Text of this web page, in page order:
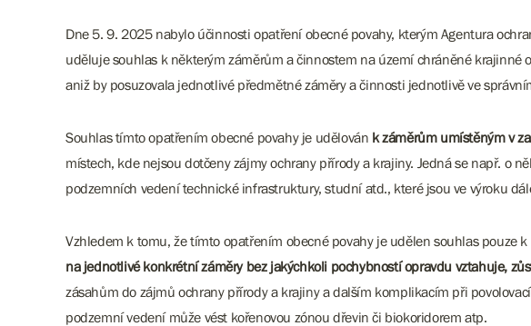
Dne 5. 9. 2025 nabylo účinnosti opatření obecné povahy, kterým Agentura
uděluje souhlas k některým záměrům a činnostem na území chráněné
aniž by posuzovala jednotlivé předmětné záměry a činnosti jednotlivě ve
Souhlas tímto opatřením obecné povahy je udělován k záměrům umístěným v
místech, kde nejsou dotčeny zájmy ochrany přírody a krajiny. Jedná se např. o
podzemních vedení technické infrastruktury, studní atd., které jsou ve výroku
Vzhledem k tomu, že tímto opatřením obecné povahy je udělen souhlas pouze
na jednotlivé konkrétní záměry bez jakýchkoli pochybností opravdu vztahuje,
zásahům do zájmů ochrany přírody a krajiny a dalším komplikacím při
podzemní vedení může vést kořenovou zónou dřevin či biokoridorem atp.